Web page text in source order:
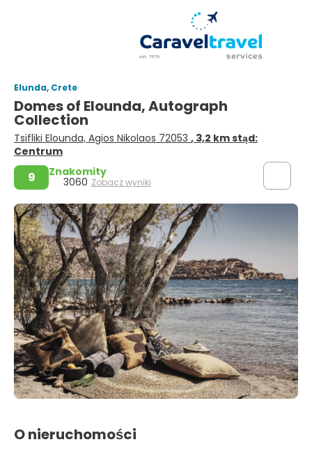
Elunda, Crete
Domes of Elounda, Autograph
Collection
Tsifliki Elounda, Agios Nikolaos 72053 , 3,2 km stąd:
Centrum
9 Znakomity
3060 Zobacz wyniki
O nieruchomości